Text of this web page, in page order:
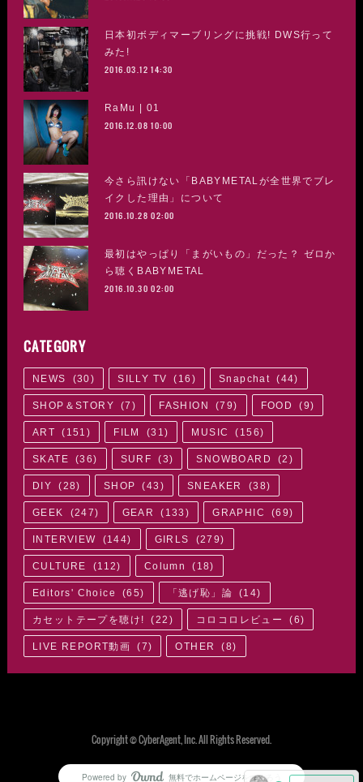
日本初ボディマーブリングに挑戦! DWS行って
みた!
2016.03.12 14:30
RaMu | 01
2016.12.08 10:00
今さら訊けない「BABYMETALが全世界でブレ
イクした理由」について
2016.10.28 02:00
最初はやっぱり「まがいもの」だった？ ゼロか
ら聴くBABYMETAL
2016.10.30 02:00
CATEGORY
NEWS (30) SILLY TV ( 16 ) Snapchat (44)
SHOP＆STORY (7 ) FASHION (79) FOOD (9)
ART ( 151 ) FILM (31 ) MUSIC ( 156)
SKATE (36) SURF (3) SNOWBOARD (2 )
DIY (28) SHOP (43 ) SNEAKER (38)
GEEK (247) GEAR ( 133 ) GRAPHIC (69)
INTERVIEW (144) GIRLS (279)
CULTURE (112) Column ( 18)
Editors' Choice (65) 「逃げ恥」論 (14)
カセットテープを聴け! (22 ) コロコロレビュー (6)
LIVE REPORT動画 (7) OTHER (8)
Copyright © CyberAgent, Inc. All Rights Reserved.
Powered by 無料でホームページをつくろう